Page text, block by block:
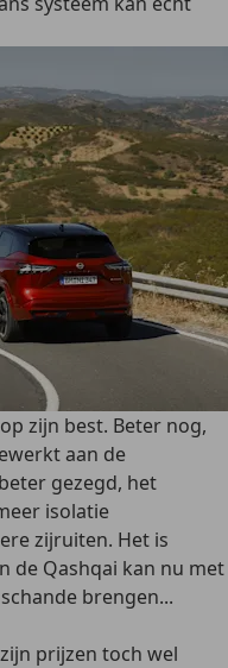
zijn best. Beter nog,
aan de
gezegd, het
isolatie
zijruiten. Het is
de Qashqai kan nu met
brengen...
prijzen toch wel